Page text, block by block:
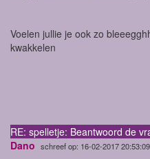
Voelen jullie je ook zo
kwakkelen
RE: spelletje: Beantwoord de
Dano schreef op: 16-02-2017 20:53:09